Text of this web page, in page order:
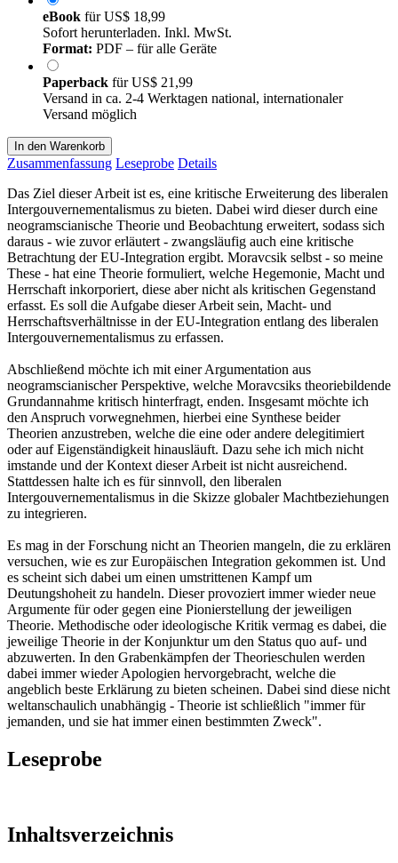
eBook fürUS$ 18,99
Sofort herunterladen. Inkl. MwSt.
Format: PDF – für alle Geräte
Paperback fürUS$ 21,99
Versand in ca. 2-4 Werktagen national, internationaler
Versand möglich
In den Warenkorb
Zusammenfassung Leseprobe Details
Das Ziel dieser Arbeit ist es, eine kritische Erweiterung des liberalen
Intergouvernementalismus zu bieten. Dabei wird dieser durch eine
neogramscianische Theorie und Beobachtung erweitert, sodass sich
daraus - wie zuvor erläutert - zwangsläufig auch eine kritische
Betrachtung der EU-Integration ergibt. Moravcsik selbst - so meine
These - hat eine Theorie formuliert, welche Hegemonie, Macht und
Herrschaft inkorporiert, diese aber nicht als kritischen Gegenstand
erfasst. Es soll die Aufgabe dieser Arbeit sein, Macht- und
Herrschaftsverhältnisse in der EU-Integration entlang des liberalen
Intergouvernementalismus zu erfassen.
Abschließend möchte ich mit einer Argumentation aus
neogramscianischer Perspektive, welche Moravcsiks theoriebildende
Grundannahme kritisch hinterfragt, enden. Insgesamt möchte ich
den Anspruch vorwegnehmen, hierbei eine Synthese beider
Theorien anzustreben, welche die eine oder andere delegitimiert
oder auf Eigenständigkeit hinausläuft. Dazu sehe ich mich nicht
imstande und der Kontext dieser Arbeit ist nicht ausreichend.
Stattdessen halte ich es für sinnvoll, den liberalen
Intergouvernementalismus in die Skizze globaler Machtbeziehungen
zu integrieren.
Es mag in der Forschung nicht an Theorien mangeln, die zu erklären
versuchen, wie es zur Europäischen Integration gekommen ist. Und
es scheint sich dabei um einen umstrittenen Kampf um
Deutungshoheit zu handeln. Dieser provoziert immer wieder neue
Argumente für oder gegen eine Pionierstellung der jeweiligen
Theorie. Methodische oder ideologische Kritik vermag es dabei, die
jeweilige Theorie in der Konjunktur um den Status quo auf- und
abzuwerten. In den Grabenkämpfen der Theorieschulen werden
dabei immer wieder Apologien hervorgebracht, welche die
angeblich beste Erklärung zu bieten scheinen. Dabei sind diese nicht
weltanschaulich unabhängig - Theorie ist schließlich "immer für
jemanden, und sie hat immer einen bestimmten Zweck".
Leseprobe
Inhaltsverzeichnis